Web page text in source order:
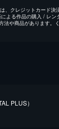
、クレジットカード決
よる作品の購入 / レン
法や商品があります。
PLUS）